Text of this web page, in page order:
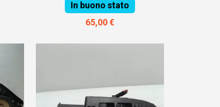
In buono stato
65,00 €